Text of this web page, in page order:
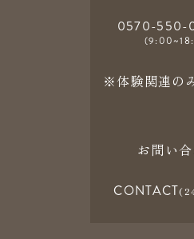
0570-550-
※体験関連の
お問い
CONTACT